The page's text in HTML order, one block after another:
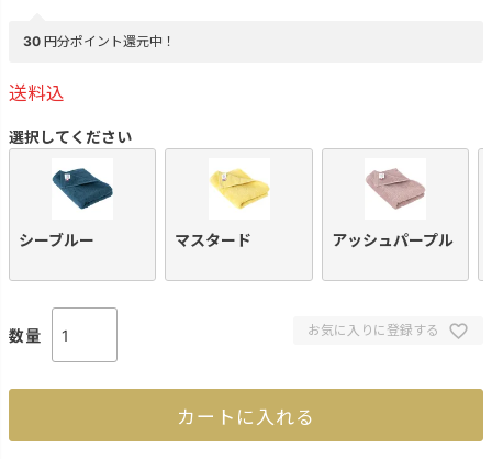
30 円分ポイント還元中！
送料込
選択してください
シーブルー マスタード アッシュパープル
お気に入りに登録する
カートに入れる